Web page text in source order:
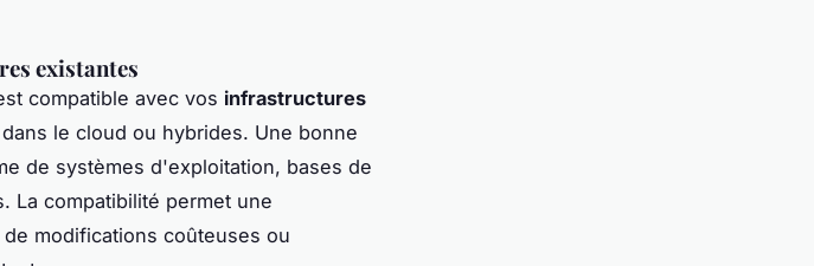
existantes
compatible avec vos infrastructures
le cloud ou hybrides. Une bonne
de systèmes d'exploitation, bases de
La compatibilité permet une
modifications coûteuses ou